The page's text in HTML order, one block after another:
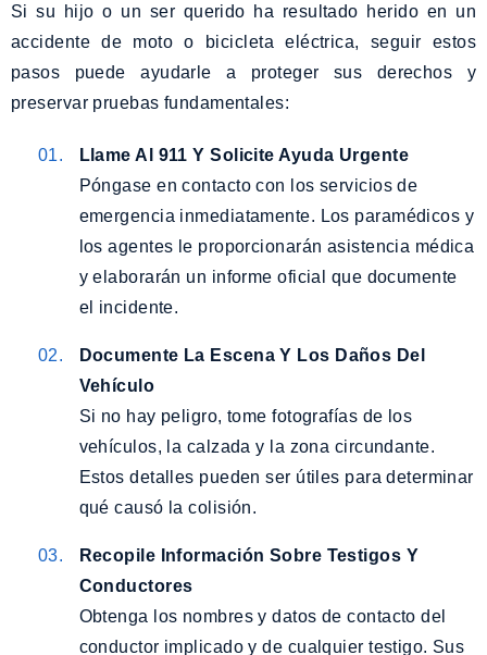
Si su hijo o un ser querido ha resultado herido en un
accidente de moto o bicicleta eléctrica, seguir estos
pasos puede ayudarle a proteger sus derechos y
preservar pruebas fundamentales:
Llame Al 911 Y Solicite Ayuda Urgente
Póngase en contacto con los servicios de
emergencia inmediatamente. Los paramédicos y
los agentes le proporcionarán asistencia médica
y elaborarán un informe oficial que documente
el incidente.
Documente La Escena Y Los Daños Del
Vehículo
Si no hay peligro, tome fotografías de los
vehículos, la calzada y la zona circundante.
Estos detalles pueden ser útiles para determinar
qué causó la colisión.
Recopile Información Sobre Testigos Y
Conductores
Obtenga los nombres y datos de contacto del
conductor implicado y de cualquier testigo. Sus